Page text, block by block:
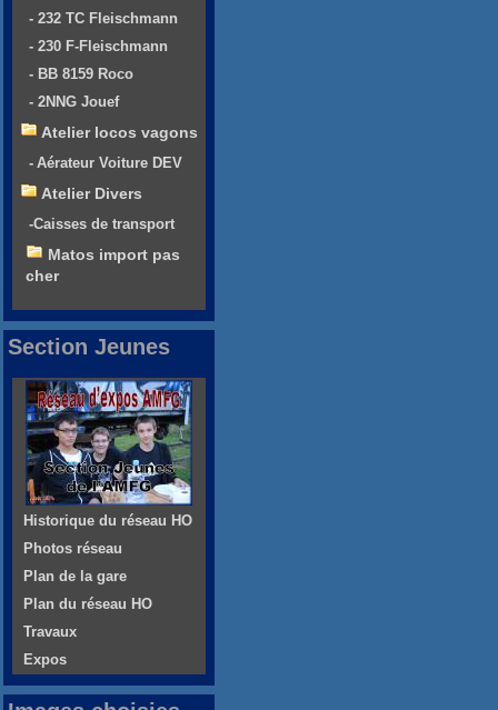
- 232 TC Fleischmann
- 230 F-Fleischmann
- BB 8159 Roco
- 2NNG Jouef
Atelier locos vagons
- Aérateur Voiture DEV
Atelier Divers
-Caisses de transport
Matos import pas
cher
Section Jeunes
Historique du réseau HO
Photos réseau
Plan de la gare
Plan du réseau HO
Travaux
Expos